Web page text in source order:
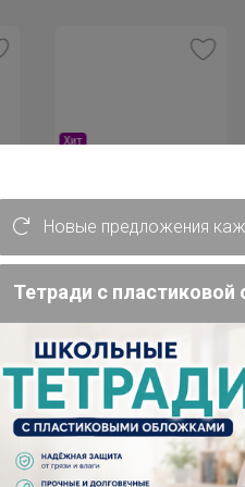
Хит
САВОЯРДИ 500гр
Новые предложения
Тетради с